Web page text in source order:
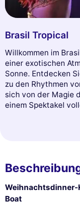
Brasil Tropical
Willkommen im
einer exotischen
Sonne. Entdecken
zu den Rhythmen
sich von der Magie
einem Spektakel
Weihnachtsdinner-
Boat